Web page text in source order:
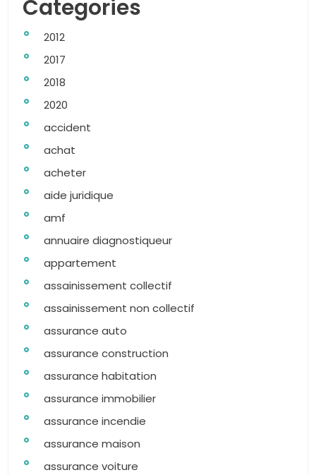
Categories
2012
2017
2018
2020
accident
achat
acheter
aide juridique
amf
annuaire diagnostiqueur
appartement
assainissement collectif
assainissement non collectif
assurance auto
assurance construction
assurance habitation
assurance immobilier
assurance incendie
assurance maison
assurance voiture